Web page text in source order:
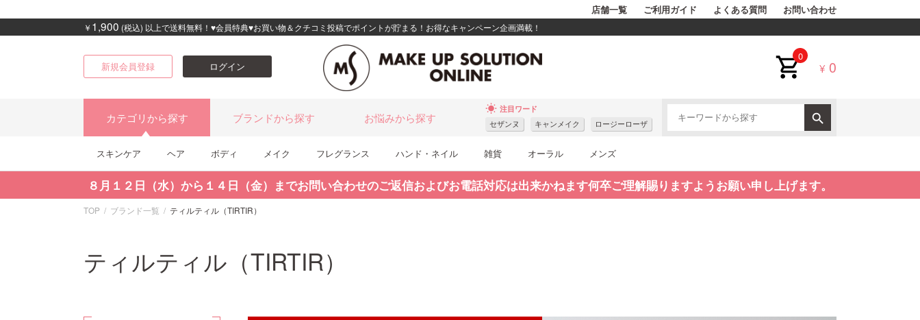
店舗一覧 ご利用ガイド よくある質問 お問い合わせ
￥ 1,900 (税込) 以上で送料無料！♥会員特典♥お買い物＆クチコミ投稿でポイントが貯まる！お得なキャンペーン企画満載！
新規会員登録 ログイン
0
¥ 0
カテゴリから探す ブランドから探す お悩みから探す
wb_sunny 注目ワード
セザンヌ キャンメイク ロージーローザ
スキンケア ヘア ボディ メイク フレグランス ハンド・ネイル 雑貨 オーラル メンズ
８月１２日（水）から１４日（金）までお問い合わせのご返信およびお電話対応は出来かねます何卒ご理解賜りますようお願い申し上げます。
TOP ブランド一覧 ティルティル（TIRTIR）
ティルティル（TIRTIR）